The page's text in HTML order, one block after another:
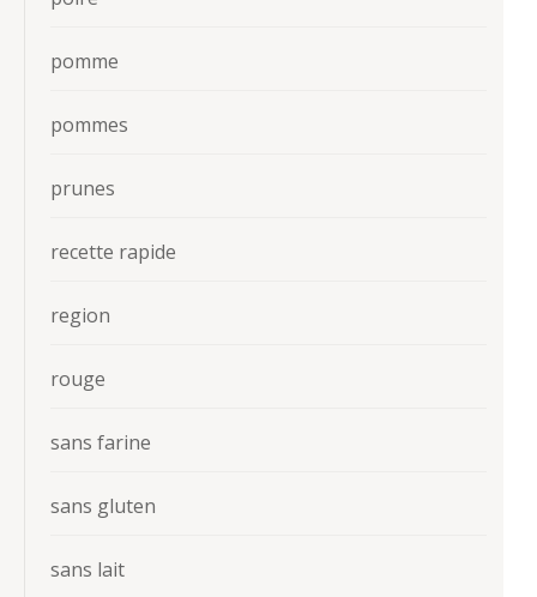
pomme
pommes
prunes
recette rapide
region
rouge
sans farine
sans gluten
sans lait